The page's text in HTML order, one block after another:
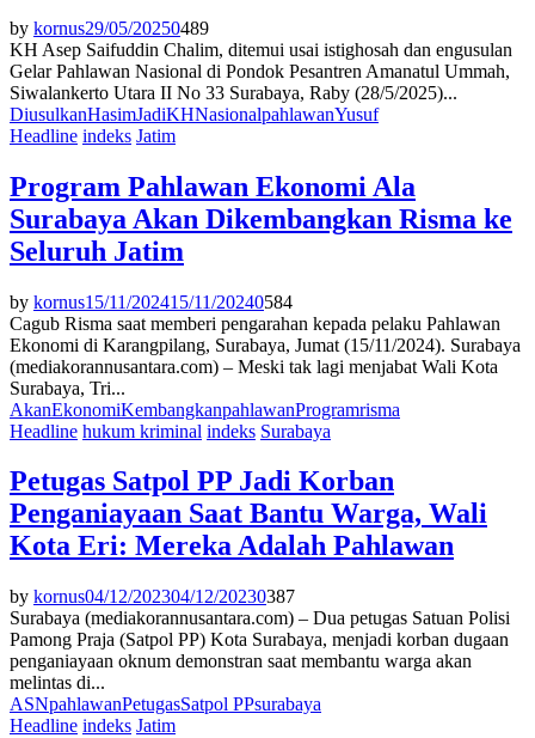
by kornus29/05/20250489
KH Asep Saifuddin Chalim, ditemui usai istighosah dan engusulan
Gelar Pahlawan Nasional di Pondok Pesantren Amanatul Ummah,
Siwalankerto Utara II No 33 Surabaya, Raby (28/5/2025)...
DiusulkanHasimJadiKHNasionalpahlawanYusuf
Headline indeks Jatim
Program Pahlawan Ekonomi Ala
Surabaya Akan Dikembangkan Risma ke
Seluruh Jatim
by kornus15/11/202415/11/20240584
Cagub Risma saat memberi pengarahan kepada pelaku Pahlawan
Ekonomi di Karangpilang, Surabaya, Jumat (15/11/2024). Surabaya
(mediakorannusantara.com) – Meski tak lagi menjabat Wali Kota
Surabaya, Tri...
AkanEkonomiKembangkanpahlawanProgramrisma
Headline hukum kriminal indeks Surabaya
Petugas Satpol PP Jadi Korban
Penganiayaan Saat Bantu Warga, Wali
Kota Eri: Mereka Adalah Pahlawan
by kornus04/12/202304/12/20230387
Surabaya (mediakorannusantara.com) – Dua petugas Satuan Polisi
Pamong Praja (Satpol PP) Kota Surabaya, menjadi korban dugaan
penganiayaan oknum demonstran saat membantu warga akan
melintas di...
ASNpahlawanPetugasSatpol PPsurabaya
Headline indeks Jatim